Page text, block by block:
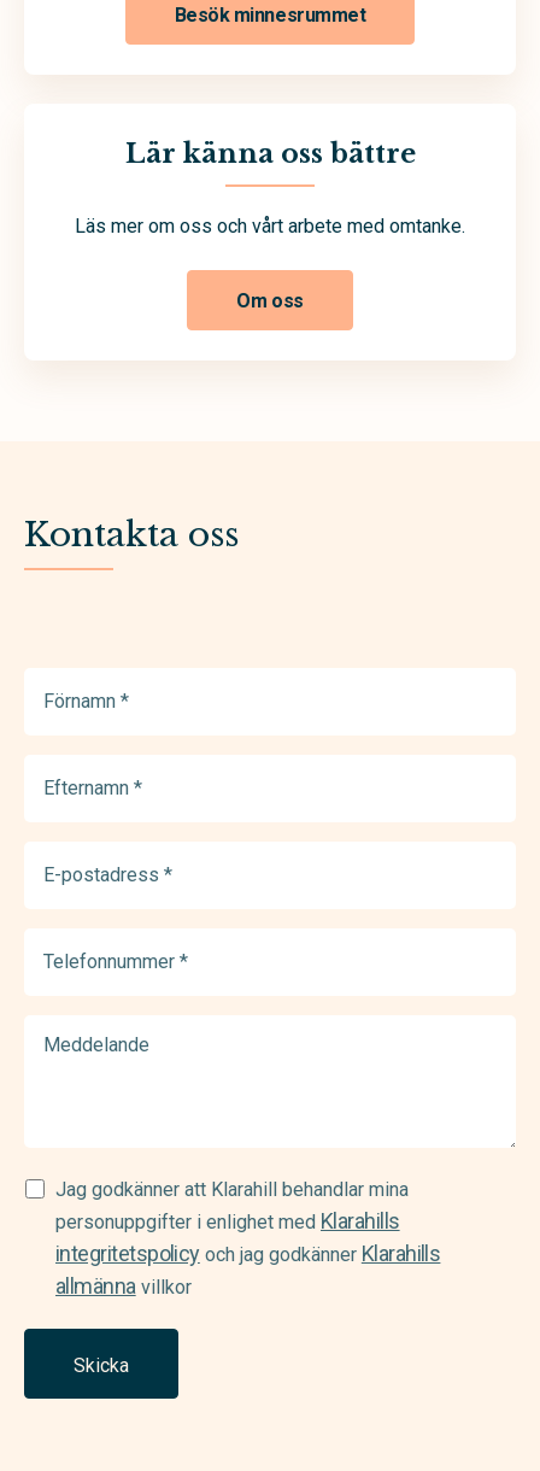
Besök minnesrummet
Lär känna oss bättre
Läs mer om oss och vårt arbete med omtanke.
Om oss
Kontakta oss
(Required)
(Required)
postadress
(Required)
Samtycke
(Required)
Jag godkänner att Klarahill behandlar mina
personuppgifter i enlighet med Klarahills
integritetspolicyoch jag godkänner Klarahills
allmännavillkor
Skicka